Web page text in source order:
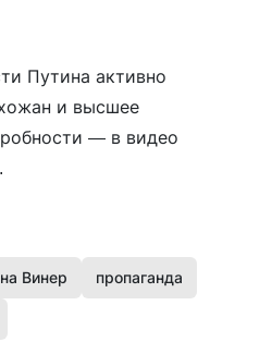
Путина активно
и высшее
— в видео
.
Винер пропаганда